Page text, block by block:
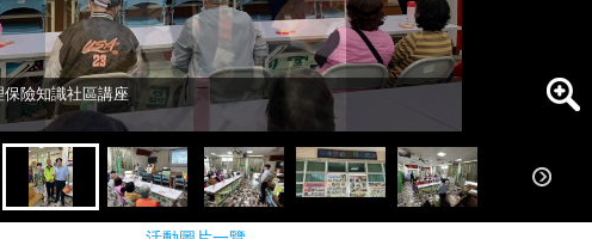
險知識社區講座
險知識社區講座